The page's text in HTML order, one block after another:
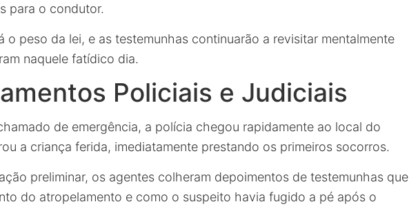
para o condutor.
o peso da lei, e as testemunhas continuarão a revisitar mentalmente
naquele fatídico dia.
Policiais e Judiciais
de emergência, a polícia chegou rapidamente ao local do
a criança ferida, imediatamente prestando os primeiros socorros.
preliminar, os agentes colheram depoimentos de testemunhas que
do atropelamento e como o suspeito havia fugido a pé após o